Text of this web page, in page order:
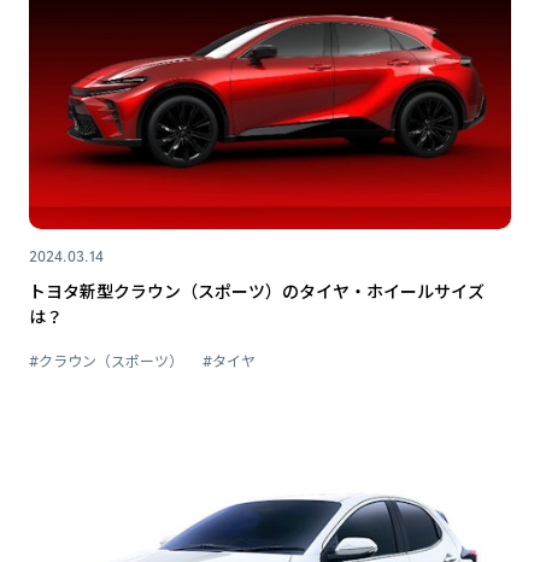
2024.03.14
トヨタ新型クラウン（スポーツ）のタイヤ・ホイールサイズ
は？
#クラウン（スポーツ） #タイヤ